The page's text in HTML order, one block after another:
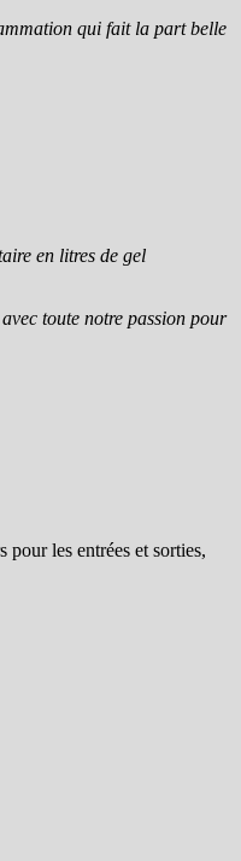
qui fait la part belle
en litres de gel
toute notre passion pour
les entrées et sorties,